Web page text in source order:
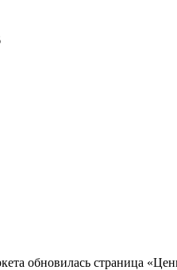
обновилась страница